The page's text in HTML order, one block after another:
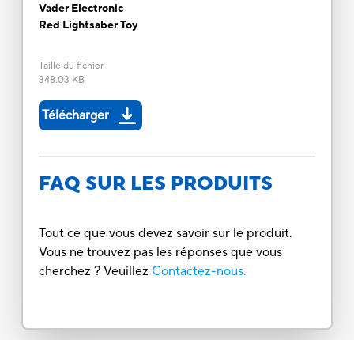
Vader Electronic
Red Lightsaber Toy
Taille du fichier:
348.03 KB
Télécharger
FAQ SUR LES PRODUITS
Tout ce que vous devez savoir sur le produit.
Vous ne trouvez pas les réponses que vous
cherchez ? Veuillez Contactez-nous.